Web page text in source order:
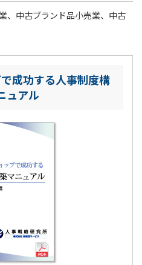
、中古ブランド品小売業、中古
成功する人事制度構
ュアル